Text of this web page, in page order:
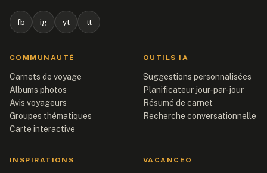
fb ig yt tt
COMMUNAUTÉ
Carnets de voyage
Albums photos
Avis voyageurs
Groupes thématiques
Carte interactive
OUTILS IA
Suggestions personnalisées
Planificateur jour-par-jour
Résumé de carnet
Recherche conversationnelle
INSPIRATIONS VACANCEO